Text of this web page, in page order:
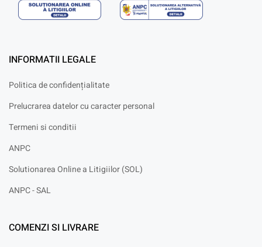
INFORMATII LEGALE
Politica de confidențialitate
Prelucrarea datelor cu caracter personal
Termeni si conditii
ANPC
Solutionarea Online a Litigiilor (SOL)
ANPC - SAL
COMENZI SI LIVRARE